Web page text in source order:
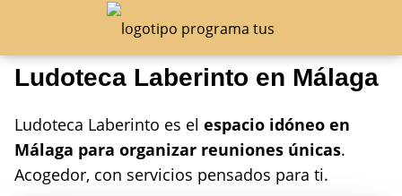
Ludoteca Laberinto en Málaga
Ludoteca Laberinto es el espacio idóneo en
Málaga para organizar reuniones únicas.
Acogedor, con servicios pensados para ti.